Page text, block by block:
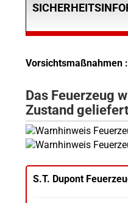
Vorsichtsmaßnahmen :
Das Feuerzeug
Zustand
S.T. Dupont